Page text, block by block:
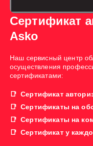
Сертификат
Asko
Наш сервисный центр
осуществления
сертификатами:
Сертификат
Сертификаты на
Сертификаты на
Сертификат у